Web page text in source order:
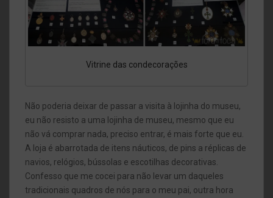
Vitrine das condecorações
Não poderia deixar de passar a visita à lojinha do museu,
eu não resisto a uma lojinha de museu, mesmo que eu
não vá comprar nada, preciso entrar, é mais forte que eu.
A loja é abarrotada de itens náuticos, de pins a réplicas de
navios, relógios, bússolas e escotilhas decorativas.
Confesso que me cocei para não levar um daqueles
tradicionais quadros de nós para o meu pai, outra hora